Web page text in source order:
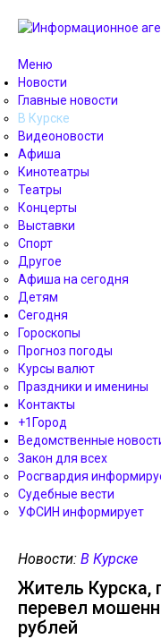
Меню
Новости
Главные новости
В Курске
Видеоновости
Афиша
Кинотеатры
Театры
Концерты
Выставки
Спорт
Другое
Афиша на сегодня
Детям
Сегодня
Гороскопы
Прогноз погоды
Курсы валют
Праздники и именины
Контакты
+1Город
Ведомственные
Закон для всех
Росгвардия
Судебные вести
УФСИН информирует
Новости: В Курске
Житель Курска,
перевел
рублей